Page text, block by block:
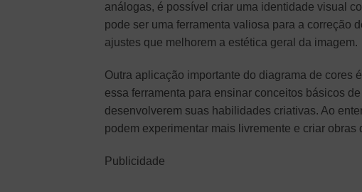
análogas, é possível criar uma identidade visual
pode ser uma ferramenta valiosa para a correção
ajustes que melhorem a estética geral da imagem.
Outra aplicação importante do diagrama de cores
essa ferramenta para ensinar conceitos básicos
desenvolverem suas habilidades criativas. Ao
podem experimentar mais livremente e criar
Publicidade